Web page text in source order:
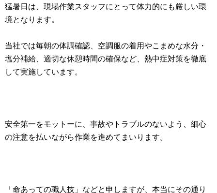
猛暑日は、現場作業スタッフにとって体力的にも厳しい環
境となります。
当社では毎朝の体調確認、空調服の着用やこまめな水分・
塩分補給、適切な休憩時間の確保など、熱中症対策を徹底
して実施しています。
安全第一をモットーに、事故やトラブルのないよう、細心
の注意を払いながら作業を進めてまいります。
「命あっての職人技」などと申しますが、本当にその通り